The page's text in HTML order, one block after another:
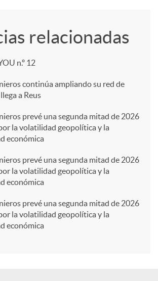
relacionadas
n.º 12
continúa ampliando su red de
a Reus
prevé una segunda mitad de 2026
la volatilidad geopolítica y la
económica
prevé una segunda mitad de 2026
la volatilidad geopolítica y la
económica
prevé una segunda mitad de 2026
la volatilidad geopolítica y la
económica